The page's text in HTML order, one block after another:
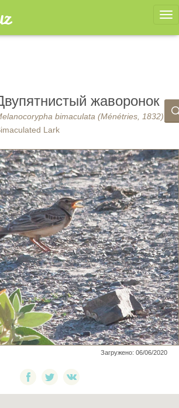
жаворонок
bimaculata (Ménétries, 1832)
Lark
Загружено: 06/06/2020